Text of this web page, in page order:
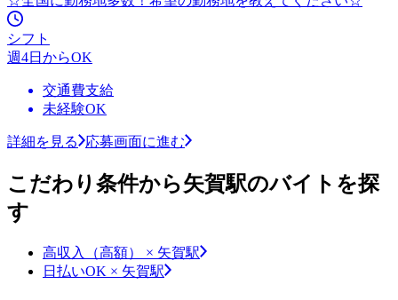
シフト
週4日からOK
交通費支給
未経験OK
詳細を見る 応募画面に進む
こだわり条件から矢賀駅のバイトを探
す
高収入（高額） × 矢賀駅
日払いOK × 矢賀駅